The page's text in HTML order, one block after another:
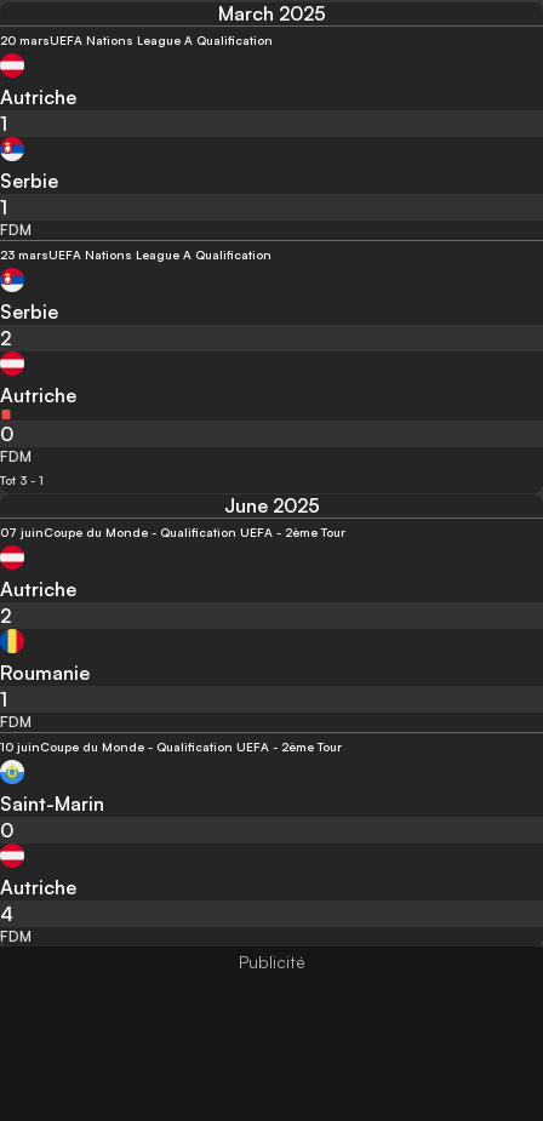
March 2025
20 marsUEFA Nations League A Qualification
Autriche
1
Serbie
1
FDM
23 marsUEFA Nations League A Qualification
Serbie
2
Autriche
0
FDM
Tot 3 - 1
June 2025
07 juinCoupe du Monde - Qualification UEFA - 2ème Tour
Autriche
2
Roumanie
1
FDM
10 juinCoupe du Monde - Qualification UEFA - 2ème Tour
Saint-Marin
0
Autriche
4
FDM